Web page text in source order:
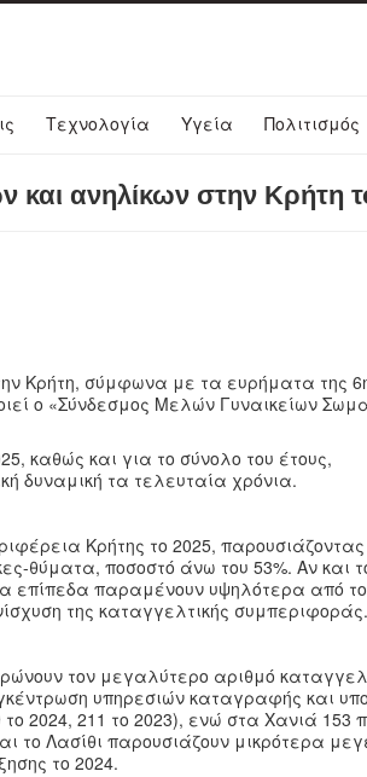
Τεχνολογία Υγεία Πολιτισμός
και ανηλίκων στην Κρήτη
Κρήτη, σύμφωνα με τα ευρήματα της
ο «Σύνδεσμος Μελών Γυναικείων
καθώς και για το σύνολο του έτους,
δυναμική τα τελευταία χρόνια.
Κρήτης το 2025,
θύματα, ποσοστό άνω του 53%. Αν και
επίπεδα παραμένουν υψηλότερα από
της καταγγελτικής συμπεριφοράς.
τον μεγαλύτερο αριθμό
υπηρεσιών καταγραφής και
2024, 211 το 2023), ενώ στα Χανιά 153
το Λασίθι παρουσιάζουν μικρότερα
το 2024.